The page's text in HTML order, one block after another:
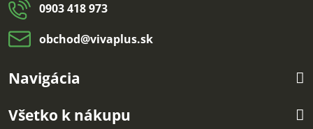
0903 418 973
obchod​@vivaplus​.sk
Navigácia
Všetko k nákupu